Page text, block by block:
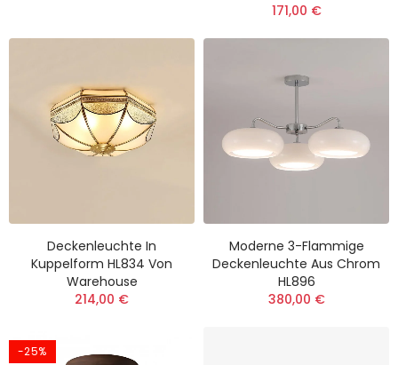
171,00 €
Deckenleuchte In
Kuppelform HL834 Von
Warehouse
214,00 €
Moderne 3-Flammige
Deckenleuchte Aus Chrom
HL896
380,00 €
-25%